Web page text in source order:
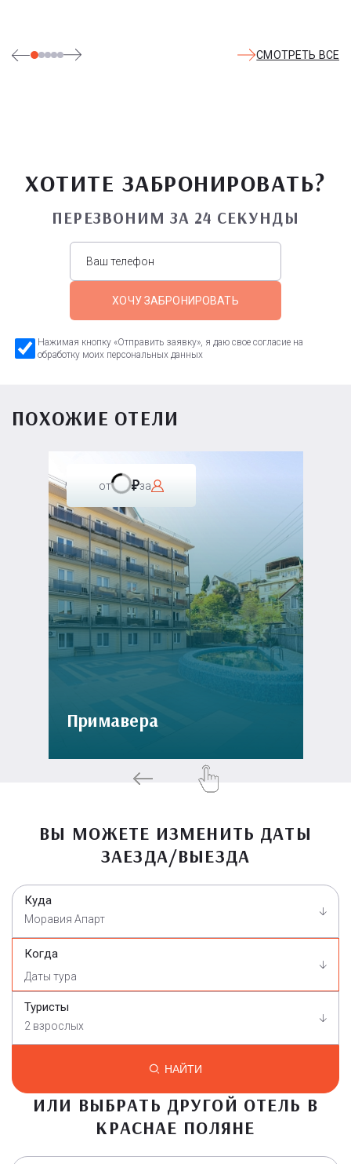
СМОТРЕТЬ ВСЕ
ХОТИТЕ ЗАБРОНИРОВАТЬ?
ПЕРЕЗВОНИМ ЗА 24 СЕКУНДЫ
ХОЧУ ЗАБРОНИРОВАТЬ
Нажимая кнопку «Отправить заявку», я даю свое согласие на
обработку моих персональных данных
ПОХОЖИЕ ОТЕЛИ
от за
Примавера
ВЫ МОЖЕТЕ ИЗМЕНИТЬ ДАТЫ
ЗАЕЗДА/ВЫЕЗДА
Куда
Моравия Апарт
Когда
Туристы
2 взрослых
НАЙТИ
ИЛИ ВЫБРАТЬ ДРУГОЙ ОТЕЛЬ В
КРАСНАЕ ПОЛЯНЕ